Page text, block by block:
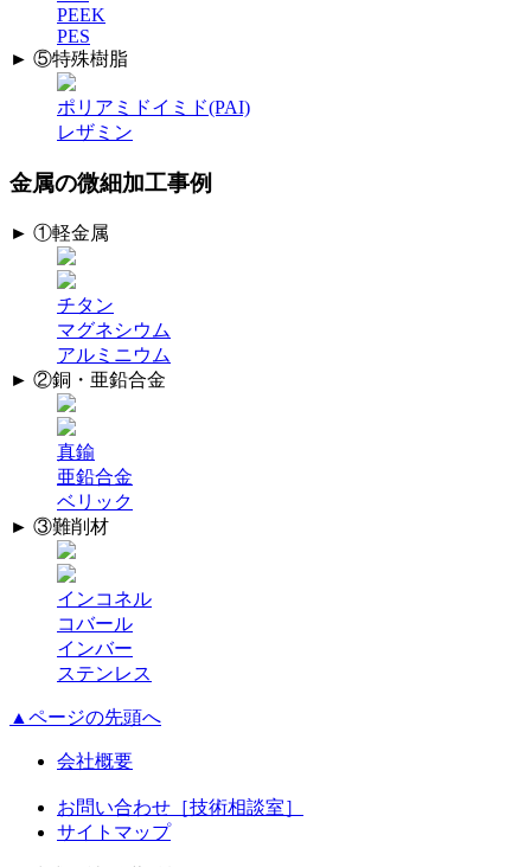
PEEK
PES
► ⑤特殊樹脂
ポリアミドイミド(PAI)
レザミン
金属の微細加工事例
► ①軽金属
チタン
マグネシウム
アルミニウム
► ②銅・亜鉛合金
真鍮
亜鉛合金
ベリック
► ③難削材
インコネル
コバール
インバー
ステンレス
▲ページの先頭へ
会社概要
お問い合わせ［技術相談室］
サイトマップ